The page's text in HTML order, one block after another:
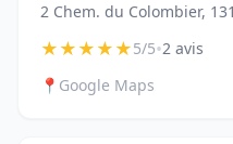
2 Chem. du Colombier,
★★★★★5/5•2 avis
📍 Google Maps